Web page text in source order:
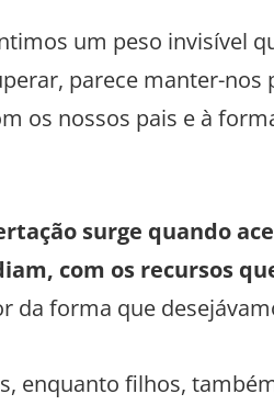
um peso invisível
parece manter-nos
os nossos pais e à
surge quando
com os recursos
da forma que
enquanto filhos,